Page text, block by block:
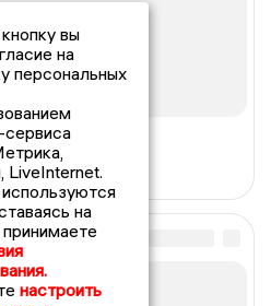
вы
на
персональных
сервиса
LiveInternet.
на
настроить